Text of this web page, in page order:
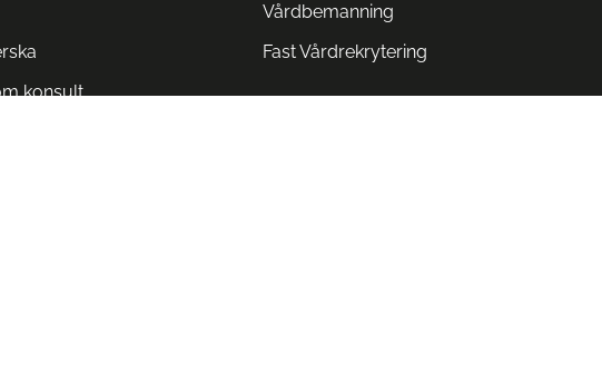
konsult
Vårdbemanning
Fast Vårdrekrytering